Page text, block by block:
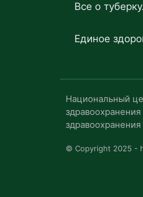
Все о
Единое
Национальный
© Copyright 2025 -